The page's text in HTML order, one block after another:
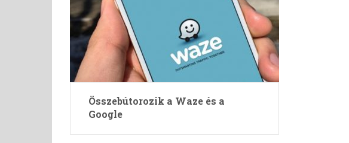
Összebútorozik a Waze és a
Google